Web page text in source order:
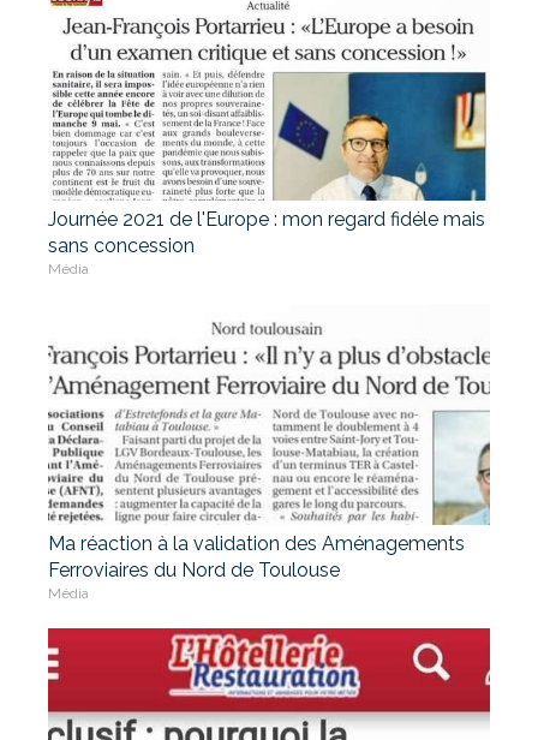
Journée 2021 de l'Europe : mon regard fidéle mais
sans concession
Média
Ma réaction à la validation des Aménagements
Ferroviaires du Nord de Toulouse
Média